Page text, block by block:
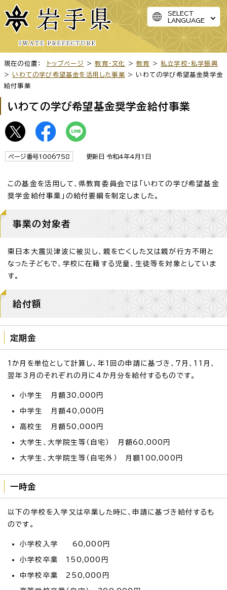
SELECT
LANGUAGE
現在の位置： トップページ >教育・文化 >教育 >私立学校・私学振興
> いわての学び希望基金を活用した事業 > いわての学び希望基金奨学金
給付事業
いわての学び希望基金奨学金給付事業
ページ番号1006758 更新日 令和4年4月1日
この基金を活用して、県教育委員会では「いわての学び希望基金
奨学金給付事業」の給付要綱を制定しました。
事業の対象者
東日本大震災津波に被災し、親を亡くした又は親が行方不明と
なった子どもで、学校に在籍する児童、生徒等を対象としていま
す。
給付額
定期金
1か月を単位として計算し、年1回の申請に基づき、7月、11月、
翌年3月のそれぞれの月に4か月分を給付するものです。
小学生 月額30,000円
中学生 月額40,000円
高校生 月額50,000円
大学生、大学院生等（自宅） 月額60,000円
大学生、大学院生等（自宅外） 月額100,000円
一時金
以下の学校を入学又は卒業した時に、申請に基づき給付するも
のです。
小学校入学 60,000円
小学校卒業 150,000円
中学校卒業 250,000円